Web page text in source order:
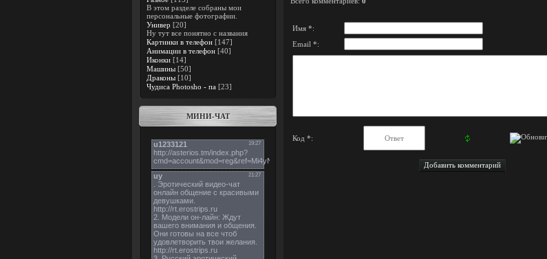
В этом разделе собраны мои
персональные фотографии.
Универ [20]
Ну тут все понятно с названия
Картинки в телефон [147]
Анимации в телефон [40]
Иконки [14]
Машины [50]
Драконы [10]
Чудиса Photosho - па [23]
МИНИ-ЧАТ
Имя *:
Email *:
Код *: